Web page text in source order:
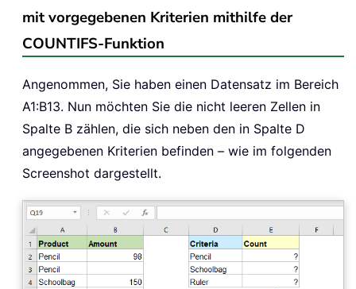
mit vorgegebenen Kriterien mithilfe der
COUNTIFS-Funktion
Angenommen, Sie haben einen Datensatz im Bereich
A1:B13. Nun möchten Sie die nicht leeren Zellen in
Spalte B zählen, die sich neben den in Spalte D
angegebenen Kriterien befinden – wie im folgenden
Screenshot dargestellt.